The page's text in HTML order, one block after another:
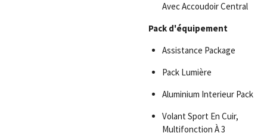
Avec Accoudoir Central
Pack d'équipement
Assistance Package
Pack Lumière
Aluminium Interieur Pack
Volant Sport En Cuir,
Multifonction À 3